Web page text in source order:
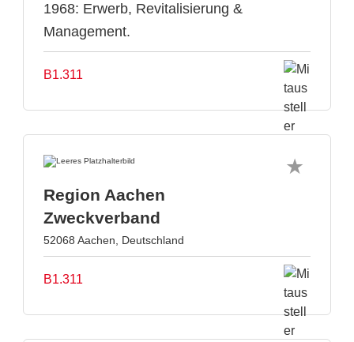
1968: Erwerb, Revitalisierung &
Management.
B1.311
Region Aachen
Zweckverband
52068 Aachen, Deutschland
B1.311